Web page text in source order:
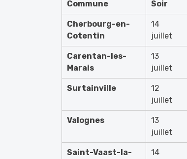
Commune Soir
Cherbourg-en-
Cotentin
14
juillet
Carentan-les-
Marais
13
juillet
Surtainville
12
juillet
Valognes
13
juillet
Saint-Vaast-la-
14